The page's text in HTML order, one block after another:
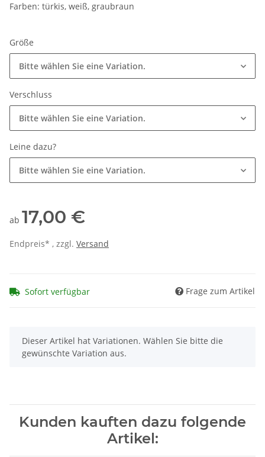
Farben: türkis, weiß, graubraun
Größe
Bitte wählen Sie eine Variation.
Verschluss
Bitte wählen Sie eine Variation.
Leine dazu?
Bitte wählen Sie eine Variation.
ab 17,00 €
Endpreis* , zzgl. Versand
Sofort verfügbar Frage zum Artikel
x
Dieser Artikel hat Variationen. Wählen Sie bitte die
gewünschte Variation aus.
Kunden kauften dazu folgende
Artikel: